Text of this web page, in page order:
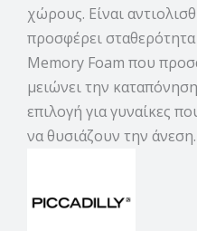
χώρους. Είναι
προσφέρει
Memory Foam που
μειώνει την
επιλογή για γυναίκες
να θυσιάζουν την